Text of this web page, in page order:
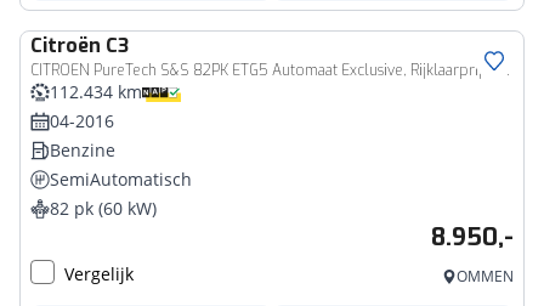
Citroën C3
CITROEN PureTech S&S 82PK ETG5 Automaat Exclusive, Rijklaarprijs | Climate Control | Apple Carplay AndroidAuto| Trekhaak | USB
112.434 km
04-2016
Benzine
SemiAutomatisch
82 pk (60 kW)
8.950,-
Vergelijk OMMEN